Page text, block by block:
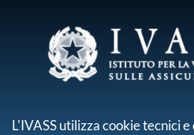
sei qui:
L'IVASS utilizza cookie tecnici